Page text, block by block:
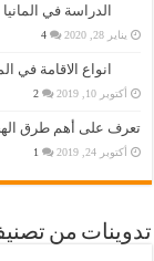
الدراسة في المانيا 2020 واهم التفاصيل عنها
يناير 28, 2020 4
انواع الاقامة في
أكتوبر 10, 2019 2
تعرف على أهم طرق
أكتوبر 24, 2019 1
تدوينات من